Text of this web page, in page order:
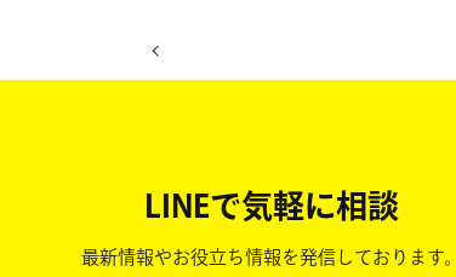
LINEで気軽に相談
最新情報やお役立ち情報を発信しております。